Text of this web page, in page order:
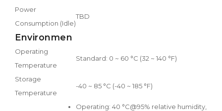
Power
Consumption (Idle)
TBD
Environmen
Operating
Temperature
Standard: 0 ~ 60 °C (32 ~ 140 °F)
Storage
Temperature
-40 ~ 85 °C (-40 ~ 185 °F)
Operating: 40 °C@95% relative humidity,